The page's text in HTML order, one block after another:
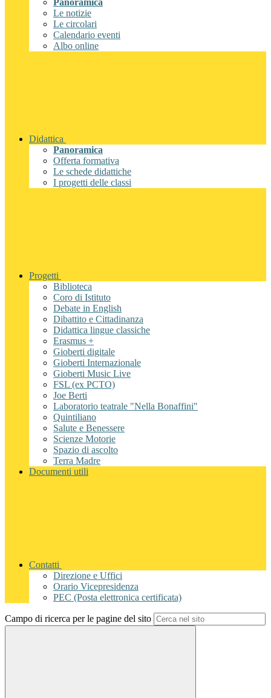
Panoramica
Le notizie
Le circolari
Calendario eventi
Albo online
Didattica
Panoramica
Offerta formativa
Le schede didattiche
I progetti delle classi
Progetti
Biblioteca
Coro di Istituto
Debate in English
Dibattito e Cittadinanza
Didattica lingue classiche
Erasmus +
Gioberti digitale
Gioberti Internazionale
Gioberti Music Live
FSL (ex PCTO)
Joe Berti
Laboratorio teatrale "Nella Bonaffini"
Quintiliano
Salute e Benessere
Scienze Motorie
Spazio di ascolto
Terra Madre
Documenti utili
Contatti
Direzione e Uffici
Orario Vicepresidenza
PEC (Posta elettronica certificata)
Campo di ricerca per le pagine del sito